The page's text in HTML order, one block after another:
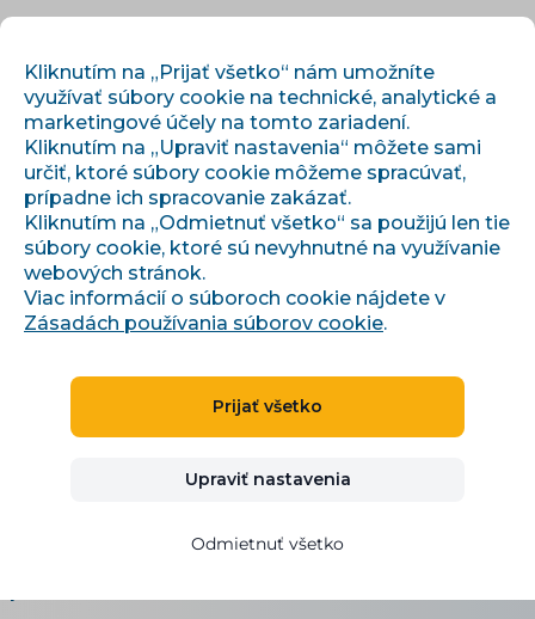
Všeobecné obchodné podmienky
VŠEOBECNÉ OBCHODNÍ
PODMÍNKY UŽÍVÁNÍ SYSTÉMU
CONVIU
provozovaného společností Conviu s.r.o.
Kliknutím na „Prijať všetko“ nám umožníte
využívať súbory cookie na technické, analytické a
marketingové účely na tomto zariadení.
Kliknutím na „Upraviť nastavenia“ môžete sami
určiť, ktoré súbory cookie môžeme spracúvať,
prípadne ich spracovanie zakázať.
Kliknutím na „Odmietnuť všetko“ sa použijú len tie
súbory cookie, ktoré sú nevyhnutné na využívanie
webových stránok.
Viac informácií o súboroch cookie nájdete v
Zásadách používania súborov cookie.
Prijať všetko
Upraviť nastavenia
Odmietnuť všetko